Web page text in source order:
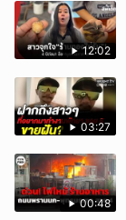
12:02
03:27
00:48